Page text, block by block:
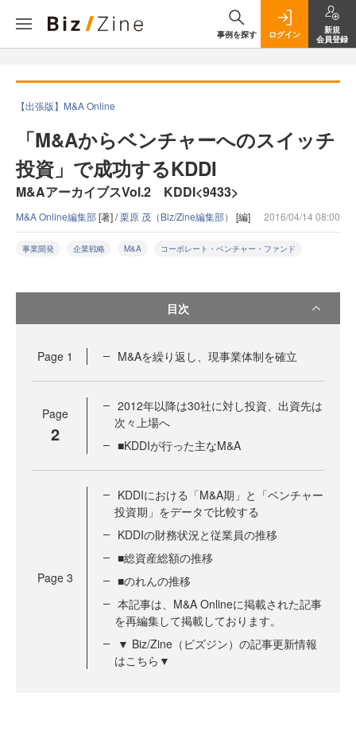
事例を探す ログイン
新規
会員登録
【出張版】M&A Online
「M&Aからベンチャーへのスイッチ
投資」で成功するKDDI
M&AアーカイブスVol.2 KDDI<9433>
M&A Online編集部[著] /栗原 茂（Biz/Zine編集部） [編] 2016/04/14 08:00
事業開発 企業戦略 M&A コーポレート・ベンチャー・ファンド
目次
Page 1 M&Aを繰り返し、現事業体制を確立
Page
2
2012年以降は30社に対し投資、出資先は
次々上場へ
■KDDIが行った主なM&A
Page 3
KDDIにおける「M&A期」と「ベンチャー
投資期」をデータで比較する
KDDIの財務状況と従業員の推移
■総資産総額の推移
■のれんの推移
本記事は、M&A Onlineに掲載された記事
を再編集して掲載しております。
▼ Biz/Zine（ビズジン）の記事更新情報
はこちら▼